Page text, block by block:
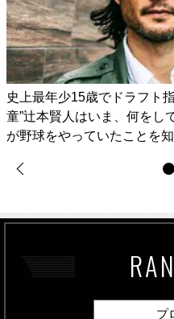
史上最年少15歳でドラフト
童”辻本賢人はいま、何をし
が野球をやっていたことを知
プ